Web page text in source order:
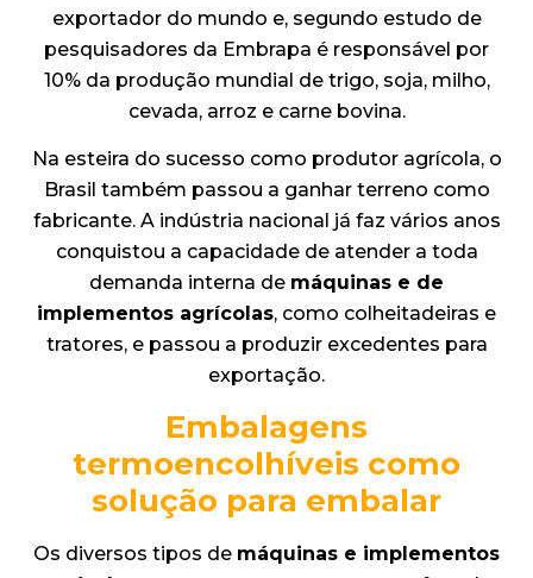
exportador do mundo e, segundo estudo de
pesquisadores da Embrapa é responsável por
10% da produção mundial de trigo, soja, milho,
cevada, arroz e carne bovina.
Na esteira do sucesso como produtor agrícola, o
Brasil também passou a ganhar terreno como
fabricante. A indústria nacional já faz vários anos
conquistou a capacidade de atender a toda
demanda interna de máquinas e de
implementos agrícolas, como colheitadeiras e
tratores, e passou a produzir excedentes para
exportação.
Embalagens
termoencolhíveis como
solução para embalar
Os diversos tipos de máquinas e implementos